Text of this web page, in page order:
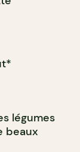
légumes
beaux